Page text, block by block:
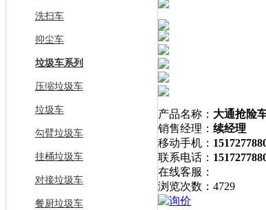
洗扫车
抑尘车
垃圾车系列
压缩垃圾车
垃圾车
勾臂垃圾车
挂桶垃圾车
对接垃圾车
餐厨垃圾车
产品名称： 大通抢险
销售经理： 续经理
移动手机：
联系电话：
在线客服：
浏览次数：4729